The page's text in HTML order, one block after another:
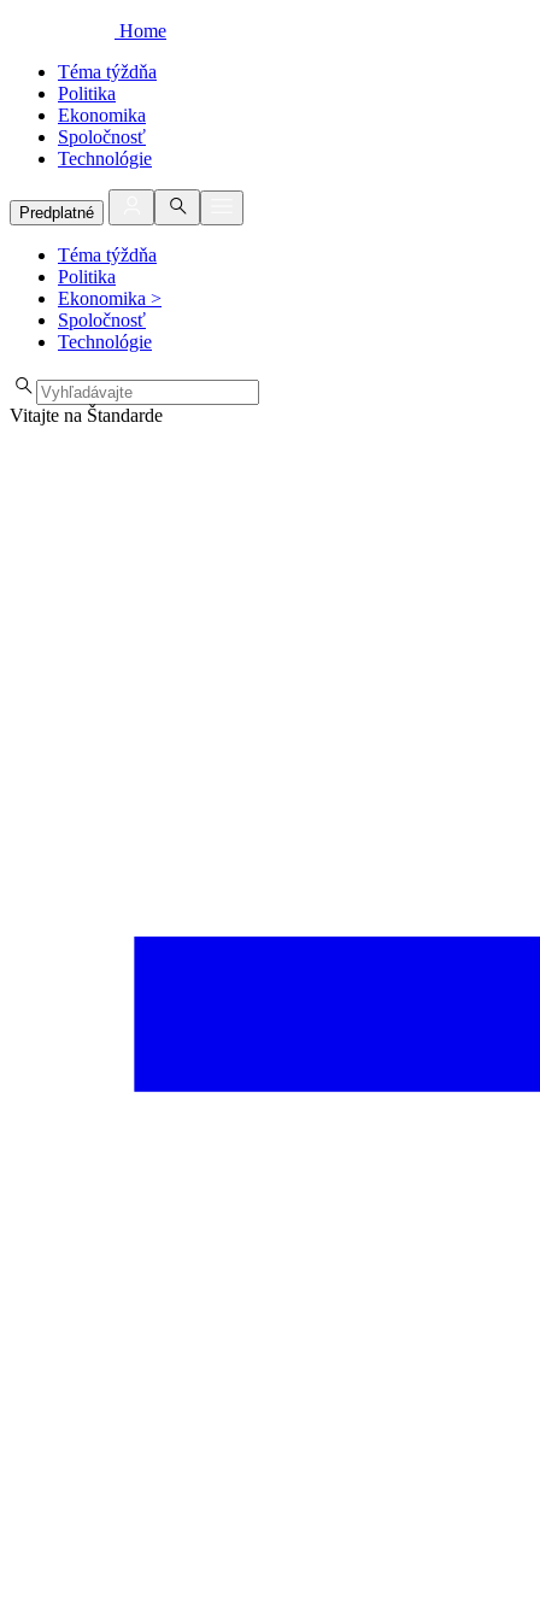
Home
Téma týždňa
Politika
Ekonomika
Spoločnosť
Technológie
Predplatné
Téma týždňa
Politika
Ekonomika >
Spoločnosť
Technológie
Vitajte na Štandarde